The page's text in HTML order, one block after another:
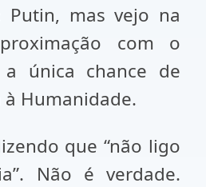
Putin, mas vejo na
com o
única chance de
Humanidade.
que “não ligo
Não é verdade.